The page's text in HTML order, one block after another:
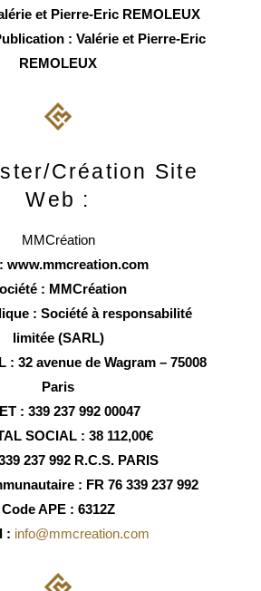
et Pierre-Eric REMOLEUX
: Valérie et Pierre-Eric
REMOLEUX
Création Site
Web :
MMCréation
www.mmcreation.com
: MMCréation
: Société à responsabilité
limitée (SARL)
: 32 avenue de Wagram – 75008
Paris
: 339 237 992 00047
SOCIAL : 38 112,00€
237 992 R.C.S. PARIS
: FR 76 339 237 992
Code APE : 6312Z
: info@mmcreation.com